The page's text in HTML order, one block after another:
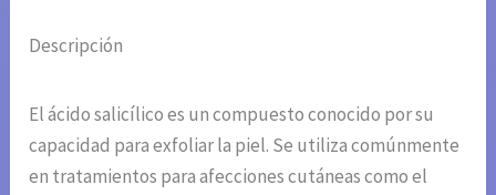
Descripción
El ácido salicílico es un compuesto conocido por su
capacidad para exfoliar la piel. Se utiliza comúnmente
en tratamientos para afecciones cutáneas como el